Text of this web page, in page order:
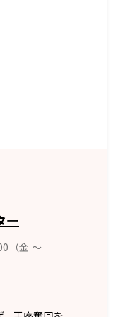
ー
（金 ～